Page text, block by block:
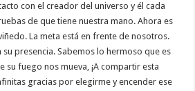
con el creador del universo y él cada
de que tiene nuestra mano. Ahora es
La meta está en frente de nosotros.
presencia. Sabemos lo hermoso que es
su fuego nos mueva, ¡A compartir esta
gracias por elegirme y encender ese